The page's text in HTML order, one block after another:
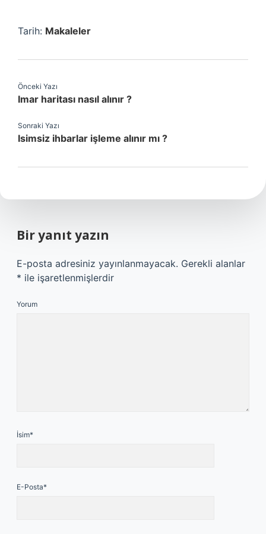
Tarih: Makaleler
Önceki Yazı
Imar haritası nasıl alınır ?
Sonraki Yazı
Isimsiz ihbarlar işleme alınır mı ?
Bir yanıt yazın
E-posta adresiniz yayınlanmayacak. Gerekli alanlar
* ile işaretlenmişlerdir
Yorum
İsim*
E-Posta*